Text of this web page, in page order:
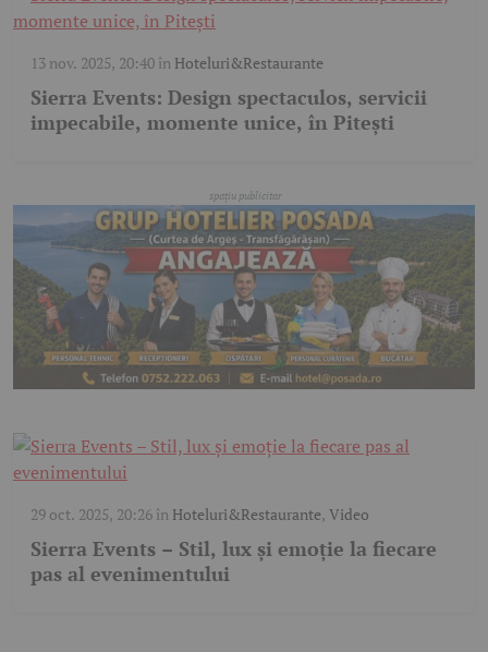
13 nov. 2025, 20:40 în Hoteluri&Restaurante
Sierra Events: Design spectaculos, servicii
impecabile, momente unice, în Pitești
29 oct. 2025, 20:26 în Hoteluri&Restaurante, Video
Sierra Events – Stil, lux și emoție la fiecare
pas al evenimentului